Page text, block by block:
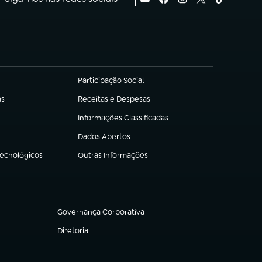
Participação Social
(abre em nova aba)
Receitas e Despesas
(abre em nova aba)
Informações Classificadas
(abre em nova aba)
Dados Abertos
(abre em nova aba)
Outras Informações
(abre em nova aba)
Governança Corporativa
(abre em nova aba)
Diretoria
(abre em nova aba)